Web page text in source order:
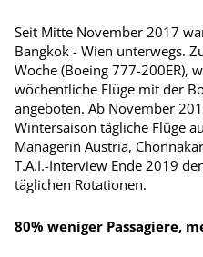
Seit Mitte November 2017
Bangkok - Wien unterwegs.
Woche (Boeing 777-200ER),
wöchentliche Flüge mit der
angeboten. Ab November
Wintersaison tägliche Flüge
Managerin Austria,
T.A.I.-Interview Ende 2019
täglichen Rotationen.
80% weniger Passagiere,